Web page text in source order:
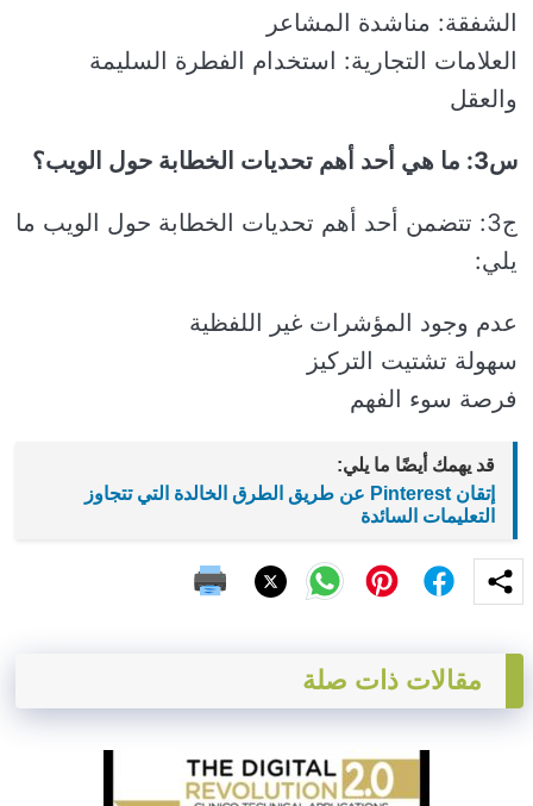
الشفقة: مناشدة المشاعر
العلامات التجارية: استخدام الفطرة السليمة
والعقل
س3: ما هي أحد أهم تحديات الخطابة حول الويب؟
ج3: تتضمن أحد أهم تحديات الخطابة حول الويب ما
يلي:
عدم وجود المؤشرات غير اللفظية
سهولة تشتيت التركيز
فرصة سوء الفهم
قد يهمك أيضًا ما يلي:
إتقان Pinterest عن طريق الطرق الخالدة التي تتجاوز
التعليمات السائدة
مقالات ذات صلة